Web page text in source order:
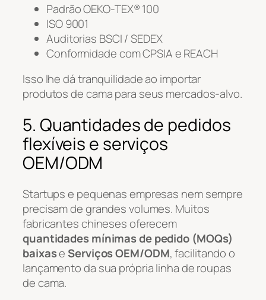
Padrão OEKO-TEX® 100
ISO 9001
Auditorias BSCI / SEDEX
Conformidade com CPSIA e REACH
Isso lhe dá tranquilidade ao importar
produtos de cama para seus mercados-alvo.
5. Quantidades de pedidos
flexíveis e serviços
OEM/ODM
Startups e pequenas empresas nem sempre
precisam de grandes volumes. Muitos
fabricantes chineses oferecem
quantidades mínimas de pedido (MOQs)
baixaseServiços OEM/ODM, facilitando o
lançamento da sua própria linha de roupas
de cama.